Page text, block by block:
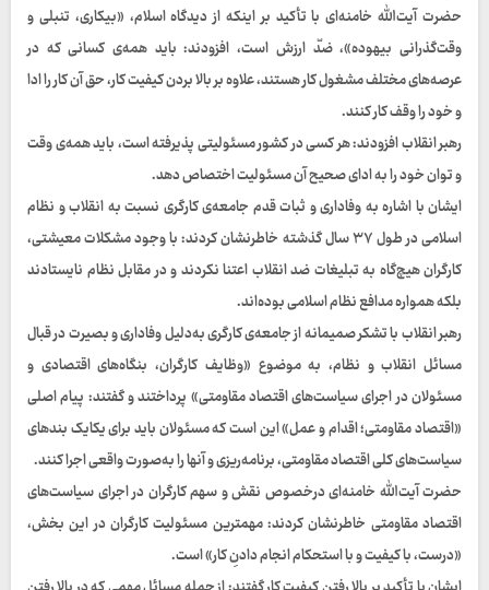
حضرت آیت‌الله خامنه‌ای با تأکید بر اینکه از دیدگاه اسلام، «بیکاری، تنبلی و
وقت‌گذرانی بیهوده»، ضدّ ارزش است، افزودند: باید همه‌ی کسانی که در
عرصه‌های مختلف مشغول کار هستند، علاوه بر بالا بردن کیفیت کار، حق آن کار را ادا
و خود را وقف کار کنند.
رهبر انقلاب افزودند: هر کسی در کشور مسئولیتی پذیرفته است، باید همه‌ی وقت
و توان خود را به ادای صحیح آن مسئولیت اختصاص دهد.
ایشان با اشاره به وفاداری و ثبات قدم جامعه‌ی کارگری نسبت به انقلاب و نظام
اسلامی در طول ۳۷ سال گذشته خاطرنشان کردند: با وجود مشکلات معیشتی،
کارگران هیچ‌گاه به تبلیغات ضد انقلاب اعتنا نکردند و در مقابل نظام نایستادند
بلکه همواره مدافع نظام اسلامی بوده‌اند.
رهبر انقلاب با تشکر صمیمانه از جامعه‌ی کارگری به‌دلیل وفاداری و بصیرت در قبال
مسائل انقلاب و نظام، به موضوع «وظایف کارگران، بنگاه‌های اقتصادی و
مسئولان در اجرای سیاست‌های اقتصاد مقاومتی» پرداختند و گفتند: پیام اصلی
«اقتصاد مقاومتی؛ اقدام و عمل» این است که مسئولان باید برای یکایک بندهای
سیاست‌های کلی اقتصاد مقاومتی، برنامه‌ریزی و آنها را به‌صورت واقعی اجرا کنند.
حضرت آیت‌الله خامنه‌ای درخصوص نقش و سهم کارگران در اجرای سیاست‌های
اقتصاد مقاومتی خاطرنشان کردند: مهمترین مسئولیت کارگران در این بخش،
«درست، با کیفیت و با استحکام انجام دادنِ کار» است.